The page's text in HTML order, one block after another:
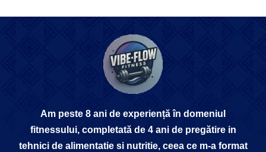
Am peste 8 ani de experiență în domeniul
fitnessului, completată de 4 ani de pregătire in
tehnici de alimentatie si nutritie, ceea ce m-a format